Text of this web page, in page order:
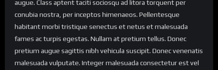
augue. Class aptent taciti sociosqu ad litora torquent per
conubia nostra, per inceptos himenaeos. Pellentesque
habitant morbi tristique senectus et netus et malesuada
fames ac turpis egestas. Nullam at pretium tellus. Donec
pretium augue sagittis nibh vehicula suscipit. Donec venenatis
malesuada vulputate. Integer malesuada consectetur est vel